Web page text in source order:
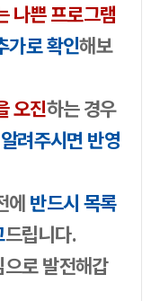
나쁜 프로그램
가로 확인해보
오진하는 경우
려주시면 반영
에 반드시 목록
드립니다.
로 발전해갑